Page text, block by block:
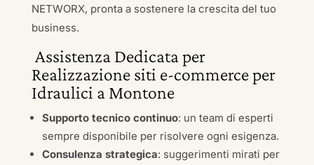
NETWORX, pronta a sostenere la crescita del tuo
business.
Assistenza Dedicata per
Realizzazione siti e-commerce per
Idraulici a Montone
Supporto tecnico continuo: un team di esperti
sempre disponibile per risolvere ogni esigenza.
Consulenza strategica: suggerimenti mirati per